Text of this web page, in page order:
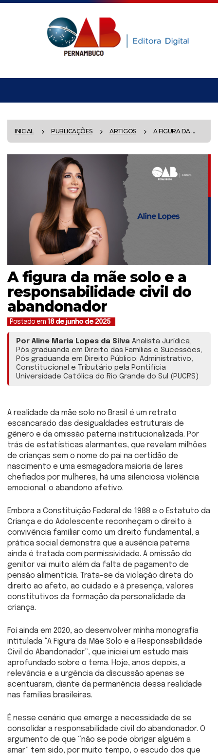
INICIAL PUBLICAÇÕES ARTIGOS A FIGURA DA ...
A figura da mãe solo e a
responsabilidade civil do
abandonador
Postado em 18 de junho de 2025
Por Aline Maria Lopes da Silva Analista Jurídica,
Pós graduanda em Direito das Famílias e Sucessões,
Pós graduanda em Direito Público: Administrativo,
Constitucional e Tributário pela Pontifícia
Universidade Católica do Rio Grande do Sul (PUCRS)
A realidade da mãe solo no Brasil é um retrato
escancarado das desigualdades estruturais de
gênero e da omissão paterna institucionalizada. Por
trás de estatísticas alarmantes, que revelam milhões
de crianças sem o nome do pai na certidão de
nascimento e uma esmagadora maioria de lares
chefiados por mulheres, há uma silenciosa violência
emocional: o abandono afetivo.
Embora a Constituição Federal de 1988 e o Estatuto da
Criança e do Adolescente reconheçam o direito à
convivência familiar como um direito fundamental, a
prática social demonstra que a ausência paterna
ainda é tratada com permissividade. A omissão do
genitor vai muito além da falta de pagamento de
pensão alimentícia. Trata-se da violação direta do
direito ao afeto, ao cuidado e à presença, valores
constitutivos da formação da personalidade da
criança.
Foi ainda em 2020, ao desenvolver minha monografia
intitulada “A Figura da Mãe Solo e a Responsabilidade
Civil do Abandonador”, que iniciei um estudo mais
aprofundado sobre o tema. Hoje, anos depois, a
relevância e a urgência da discussão apenas se
acentuaram, diante da permanência dessa realidade
nas famílias brasileiras.
É nesse cenário que emerge a necessidade de se
consolidar a responsabilidade civil do abandonador. O
argumento de que “não se pode obrigar alguém a
amar” tem sido, por muito tempo, o escudo dos que